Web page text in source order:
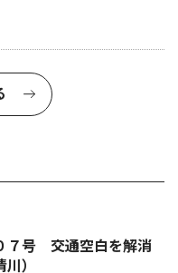
７号 交通空白を解消
）